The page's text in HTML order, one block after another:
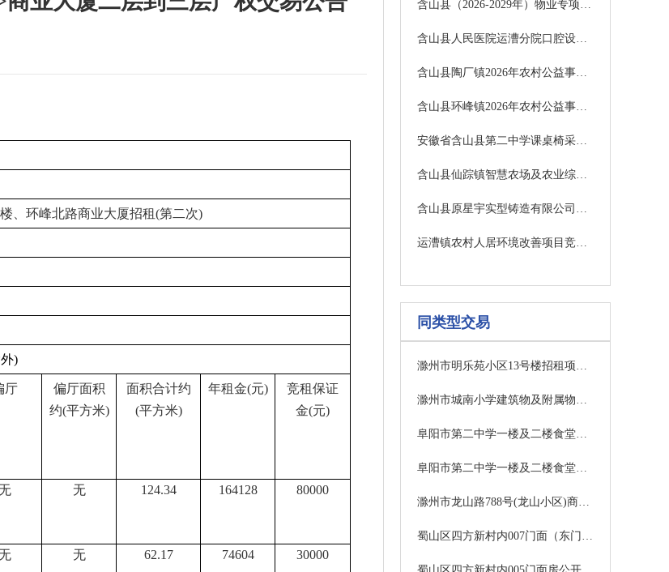
、环峰北路商业大厦招租(第二次)
)
厅
偏厅面积
约(平方米)
面积合计约
(平方米)
年租金(元)
竞租保证
金(元)
无 124.34 164128 80000
无 62.17 74604 30000
含山县（2026-2029年）物业专项维修资金修缮项目工程咨询管理服务项目更正公告
含山县人民医院运漕分院口腔设备采购招标公告
含山县陶厂镇2026年农村公益事业财政奖补项目竞争性磋商公告
含山县环峰镇2026年农村公益事业项目（第一批）竞争性磋商公告
安徽省含山县第二中学课桌椅采购项目招标公告
含山县仙踪镇智慧农场及农业综合服务示范区建设项目成交结果公告
含山县原星宇实型铸造有限公司抵债的机械设备拍卖(第二次)产权交易公告
运漕镇农村人居环境改善项目竞争性磋商公告
同类型交易
滁州市明乐苑小区13号楼招租项目竞价公告
滁州市城南小学建筑物及附属物等拆除项目竞价公告
阜阳市第二中学一楼及二楼食堂经营服务项目中标结果公告
阜阳市第二中学一楼及二楼食堂经营服务项目中标结果公告
滁州市龙山路788号(龙山小区)商业一招租项目竞价公告
蜀山区四方新村内007门面（东门）房公开租赁中标公告